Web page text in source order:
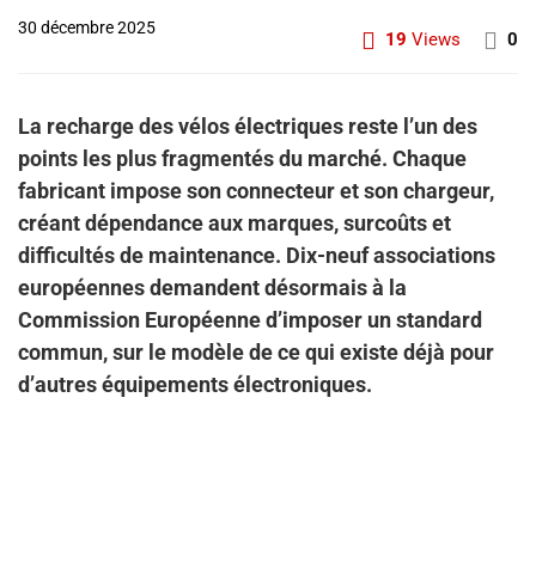
30 décembre 2025
19 Views 0
La recharge des vélos électriques reste l’un des
points les plus fragmentés du marché. Chaque
fabricant impose son connecteur et son chargeur,
créant dépendance aux marques, surcoûts et
difficultés de maintenance. Dix-neuf associations
européennes demandent désormais à la
Commission Européenne d’imposer un standard
commun, sur le modèle de ce qui existe déjà pour
d’autres équipements électroniques.